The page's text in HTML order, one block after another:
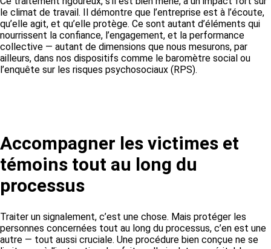
le climat de travail. Il démontre que l’entreprise est à l’écoute,
qu’elle agit, et qu’elle protège. Ce sont autant d’éléments qui
nourrissent la confiance, l’engagement, et la performance
collective — autant de dimensions que nous mesurons, par
ailleurs, dans nos dispositifs comme le baromètre social ou
l’enquête sur les risques psychosociaux (RPS).
Accompagner les victimes et
témoins tout au long du
processus
Traiter un signalement, c’est une chose. Mais protéger les
personnes concernées tout au long du processus, c’en est une
autre — tout aussi cruciale. Une procédure bien conçue ne se